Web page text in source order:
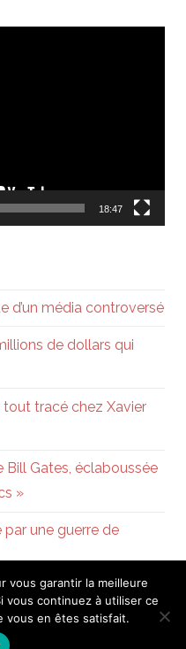
18:47
d’un média controversé
de dollars qui
tout tracé chez Xavier
Bill Gates, éclaboussée
»
par une guerre de
and Chronus.
vous garantir la meilleure
vous continuez à utiliser ce
vous en êtes satisfait.